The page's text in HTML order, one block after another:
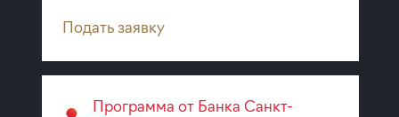
Подать заявку
Программа от Банка Санкт-